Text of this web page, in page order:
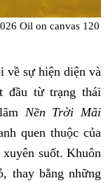
Oil on canvas 120
về sự hiện diện và
đầu từ trạng thái
Nền Trời Mãi
quen thuộc của
suốt. Khuôn
thay bằng những